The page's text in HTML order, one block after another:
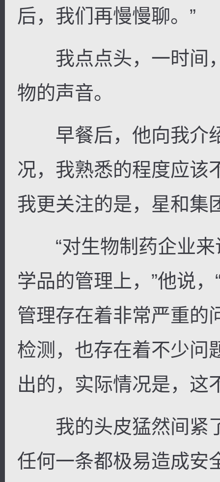
后，我们再慢慢聊。”
我点点头，一时间
物的声音。
早餐后，他向我介
况，我熟悉的程度应该
我更关注的是，星和集
“对生物制药企业来
学品的管理上，”他说
管理存在着非常严重的
检测，也存在着不少问
出的，实际情况是，这
我的头皮猛然间紧
任何一条都极易造成安